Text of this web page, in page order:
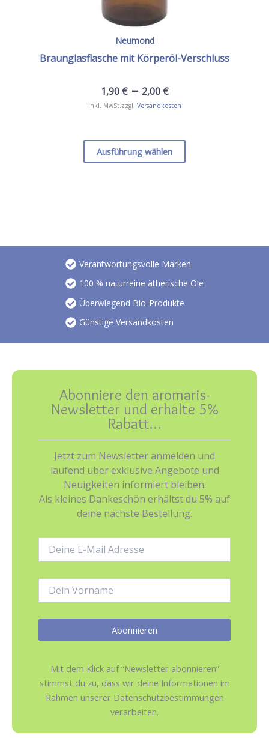
Neumond
Braunglasflasche mit Körperöl-Verschluss
1,90 €– 2,00 €
inkl. MwSt.zzgl. Versandkosten
Ausführung wählen
können
auf
der
Produktseite
Verantwortungsvolle Marken
100 % naturreine ätherische Öle
Überwiegend Bio-Produkte
Günstige Versandkosten
Abonniere den aromaris-
Newsletter und erhalte 5%
Rabatt…
Jetzt zum Newsletter anmelden und
laufend über exklusive Angebote und
Neuigkeiten informiert bleiben.
Als kleines Dankeschön erhältst du 5% auf
deine nächste Bestellung.
Mail-
Mit dem Klick auf “Newsletter abonnieren”
stimmst du zu, dass wir deine Informationen im
Rahmen unserer Datenschutzbestimmungen
verarbeiten.